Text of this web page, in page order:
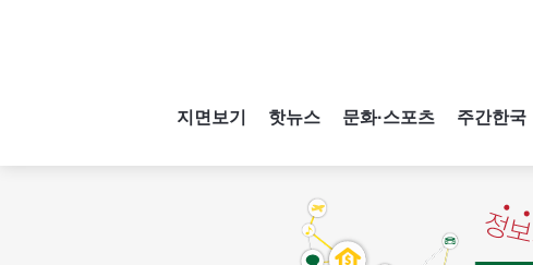
지면보기 핫뉴스 문화·스포츠 주간한국